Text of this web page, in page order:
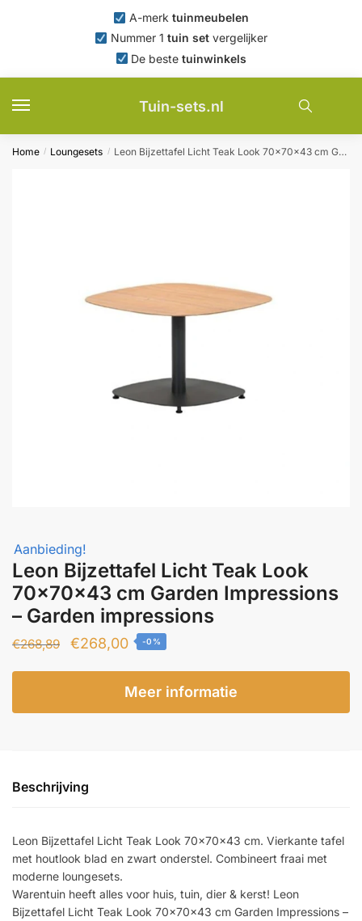
A-merk tuinmeubelen
Nummer 1 tuin set vergelijker
De bestetuinwinkels
Tuin-sets.nl
Home / Loungesets / Leon Bijzettafel Licht Teak Look 70x70x43 cm Garden Impressions – Garden impressions
Aanbieding!
Leon Bijzettafel Licht Teak Look
70x70x43 cm Garden Impressions
– Garden impressions
€268,89
Oorspronkelijke
€268,89.
€268,00Huidige
is:
€268,00.
-0%
Meer informatie
Beschrijving
Leon Bijzettafel Licht Teak Look 70x70x43 cm. Vierkante tafel
met houtlook blad en zwart onderstel. Combineert fraai met
moderne loungesets.
Warentuin heeft alles voor huis, tuin, dier & kerst! Leon
Bijzettafel Licht Teak Look 70x70x43 cm Garden Impressions –